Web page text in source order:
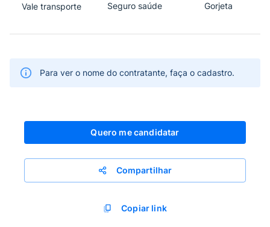
Vale transporte Seguro saúde Gorjeta
Para ver o nome do contratante, faça o cadastro.
Quero me candidatar
Compartilhar
Copiar link